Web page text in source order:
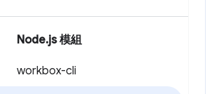
Node.js 模組
workbox-cli